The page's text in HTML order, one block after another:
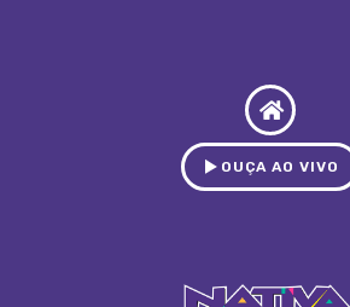
OUÇA AO VIVO